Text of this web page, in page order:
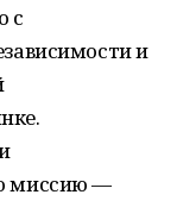
с
и
миссию —